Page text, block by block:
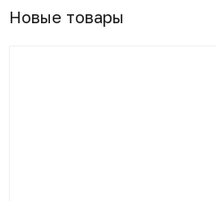
Новые товары